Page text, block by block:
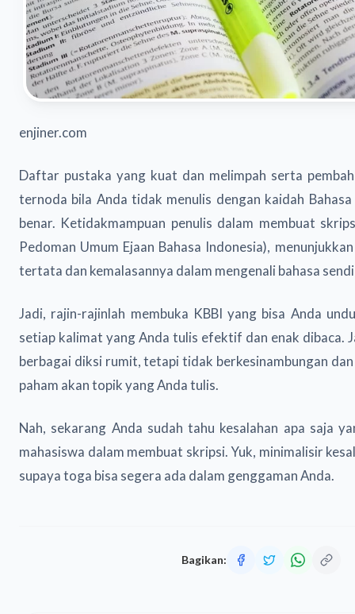
enjiner.com
Daftar pustaka yang kuat dan melimpah serta
ternoda bila Anda tidak menulis dengan kaidah
benar. Ketidakmampuan penulis dalam membuat
Pedoman Umum Ejaan Bahasa Indonesia),
tertata dan kemalasannya dalam mengenali bahasa
Jadi, rajin-rajinlah membuka KBBI yang bisa Anda
setiap kalimat yang Anda tulis efektif dan enak dibaca.
berbagai diksi rumit, tetapi tidak berkesinambungan
paham akan topik yang Anda tulis.
Nah, sekarang Anda sudah tahu kesalahan apa saja
mahasiswa dalam membuat skripsi. Yuk, minimalisir
supaya toga bisa segera ada dalam genggaman Anda.
Bagikan: